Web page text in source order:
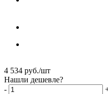
4 534 руб./шт
Нашли дешевле?
-